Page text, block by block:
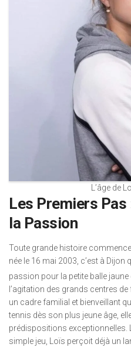
L’âge de
Les Premiers Pas
la Passion
Toute grande histoire
née le 16 mai 2003, c’est à Dijon
passion pour la petite balle jaune
l’agitation des grands centres
un cadre familial et bienveillant
tennis dès son plus jeune âge,
prédispositions exceptionnelles.
simple jeu, Loïs perçoit déjà un